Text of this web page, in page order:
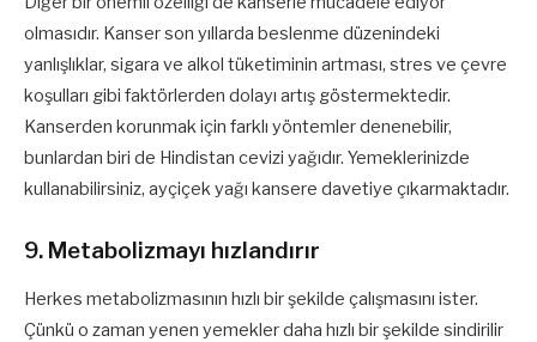
olmasıdır. Kanser son yıllarda beslenme düzenindeki
yanlışlıklar, sigara ve alkol tüketiminin artması, stres ve çevre
koşulları gibi faktörlerden dolayı artış göstermektedir.
Kanserden korunmak için farklı yöntemler denenebilir,
bunlardan biri de Hindistan cevizi yağıdır. Yemeklerinizde
kullanabilirsiniz, ayçiçek yağı kansere davetiye çıkarmaktadır.
9. Metabolizmayı hızlandırır
Herkes metabolizmasının hızlı bir şekilde çalışmasını ister.
Çünkü o zaman yenen yemekler daha hızlı bir şekilde sindirilir